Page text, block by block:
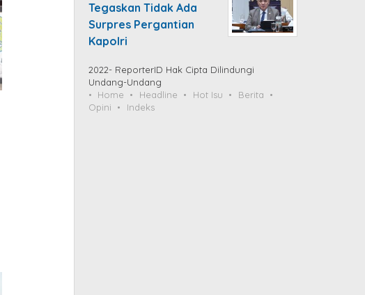
Tegaskan Tidak Ada
Surpres Pergantian
Kapolri
2022- ReporterID Hak Cipta Dilindungi
Undang-Undang
Home
Headline Hot Isu
Berita
Opini
Indeks